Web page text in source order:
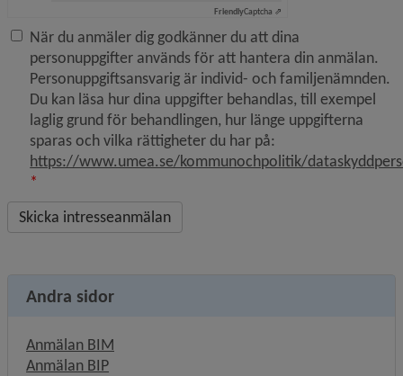
FriendlyCaptcha ⇗
När du anmäler dig godkänner du att dina
personuppgifter används för att hantera din anmälan.
Personuppgiftsansvarig är individ- och familjenämnden.
Du kan läsa hur dina uppgifter behandlas, till exempel
laglig grund för behandlingen, hur länge uppgifterna
sparas och vilka rättigheter du har på:
https://www.umea.se/kommunochpolitik/
*
Andra sidor
Anmälan BIM
Anmälan BIP